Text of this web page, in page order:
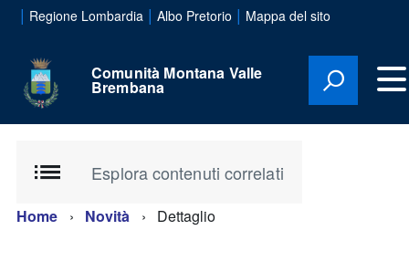
| Regione Lombardia | Albo Pretorio | Mappa del sito
Comunità Montana Valle
Brembana
Esplora contenuti correlati
Home Novità Dettaglio